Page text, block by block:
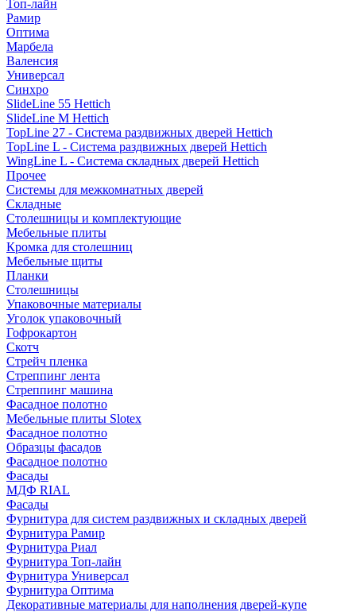
Топ-лайн
Рамир
Оптима
Марбела
Валенсия
Универсал
Синхро
SlideLine 55 Hettich
SlideLine M Hettich
TopLine 27 - Система раздвижных дверей Hettich
TopLine L - Система раздвижных дверей Hettich
WingLine L - Система складных дверей Hettich
Прочее
Системы для межкомнатных дверей
Складные
Столешницы и комплектующие
Мебельные плиты
Кромка для столешниц
Мебельные щиты
Планки
Столешницы
Упаковочные материалы
Уголок упаковочный
Гофрокартон
Скотч
Стрейч пленка
Стреппинг лента
Стреппинг машина
Фасадное полотно
Мебельные плиты Slotex
Фасадное полотно
Образцы фасадов
Фасадное полотно
Фасады
МДФ RIAL
Фасады
Фурнитура для систем раздвижных и складных дверей
Фурнитура Рамир
Фурнитура Риал
Фурнитура Топ-лайн
Фурнитура Универсал
Фурнитура Оптима
Декоративные материалы для наполнения дверей-купе